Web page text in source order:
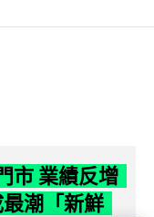
市 業績反增
潮「新鮮